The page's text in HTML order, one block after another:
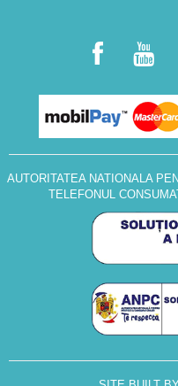
AUTORITATEA NATIONALA
TELEFONUL